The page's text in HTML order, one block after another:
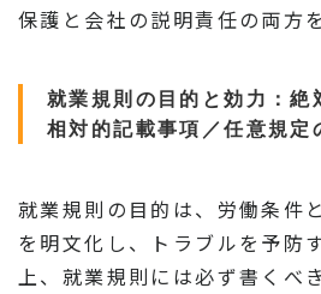
保護と会社の説明責任の両方
就業規則の目的と効力：絶
相対的記載事項／任意規定
就業規則の目的は、労働条件
を明文化し、トラブルを予防
上、就業規則には必ず書くべ